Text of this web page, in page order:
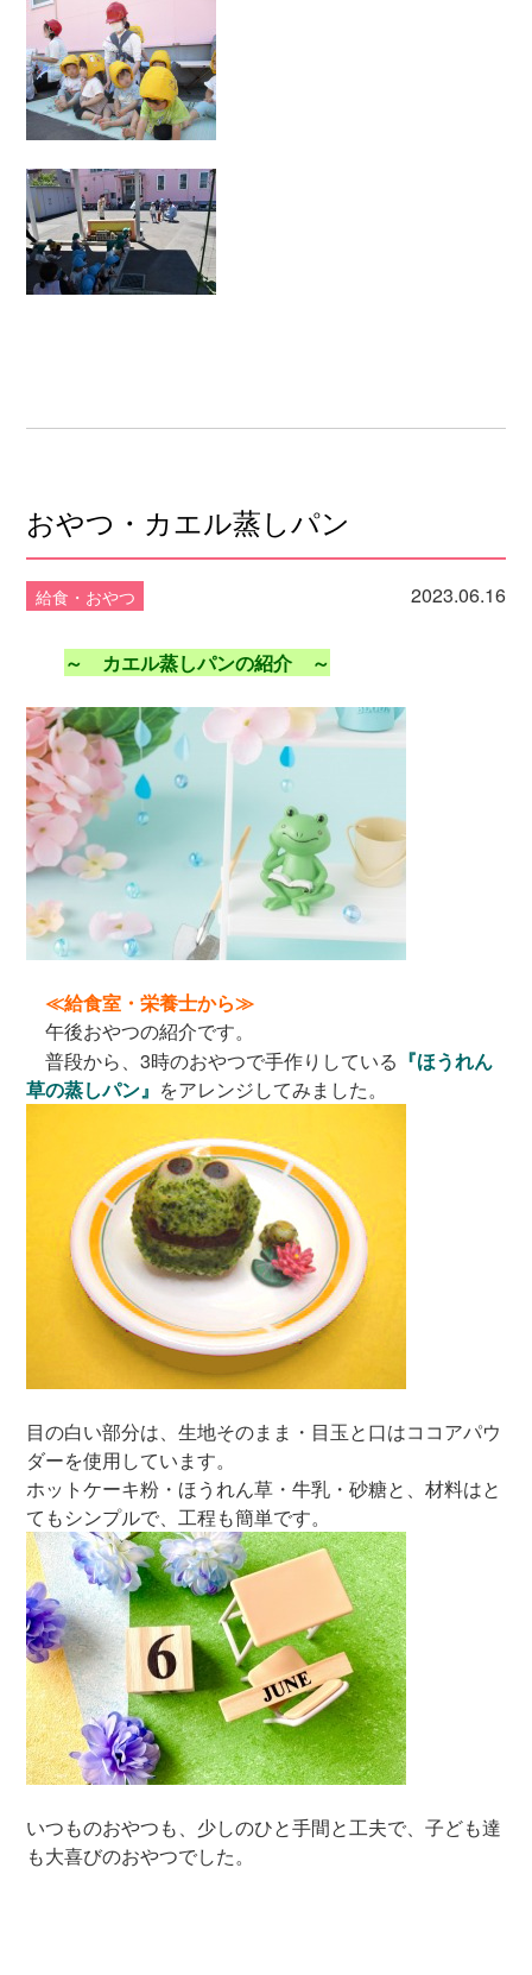
おやつ・カエル蒸しパン
給食・おやつ 2023.06.16
～ カエル蒸しパンの紹介 ～
≪給食室・栄養士から≫
午後おやつの紹介です。
普段から、3時のおやつで手作りしている 『ほうれん
草の蒸しパン』 をアレンジしてみました。
目の白い部分は、生地そのまま・目玉と口はココアパウ
ダーを使用しています。
ホットケーキ粉・ほうれん草・牛乳・砂糖と、材料はと
てもシンプルで、工程も簡単です。
いつものおやつも、少しのひと手間と工夫で、子ども達
も大喜びのおやつでした。